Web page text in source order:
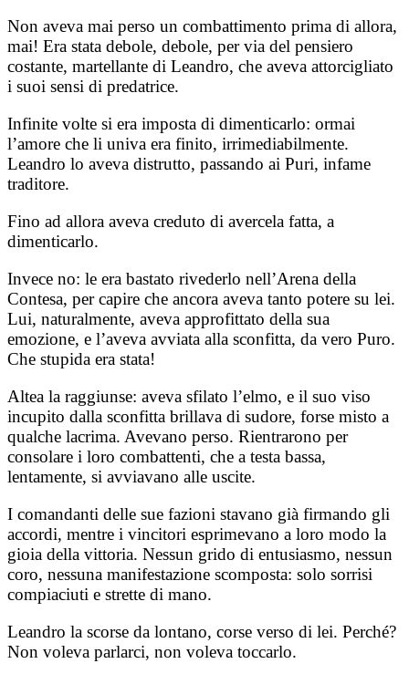
Non aveva mai perso un combattimento prima di allora,
mai! Era stata debole, debole, per via del pensiero
costante, martellante di Leandro, che aveva attorcigliato
i suoi sensi di predatrice.
Infinite volte si era imposta di dimenticarlo: ormai
l’amore che li univa era finito, irrimediabilmente.
Leandro lo aveva distrutto, passando ai Puri, infame
traditore.
Fino ad allora aveva creduto di avercela fatta, a
dimenticarlo.
Invece no: le era bastato rivederlo nell’Arena della
Contesa, per capire che ancora aveva tanto potere su lei.
Lui, naturalmente, aveva approfittato della sua
emozione, e l’aveva avviata alla sconfitta, da vero Puro.
Che stupida era stata!
Altea la raggiunse: aveva sfilato l’elmo, e il suo viso
incupito dalla sconfitta brillava di sudore, forse misto a
qualche lacrima. Avevano perso. Rientrarono per
consolare i loro combattenti, che a testa bassa,
lentamente, si avviavano alle uscite.
I comandanti delle sue fazioni stavano già firmando gli
accordi, mentre i vincitori esprimevano a loro modo la
gioia della vittoria. Nessun grido di entusiasmo, nessun
coro, nessuna manifestazione scomposta: solo sorrisi
compiaciuti e strette di mano.
Leandro la scorse da lontano, corse verso di lei. Perché?
Non voleva parlarci, non voleva toccarlo.